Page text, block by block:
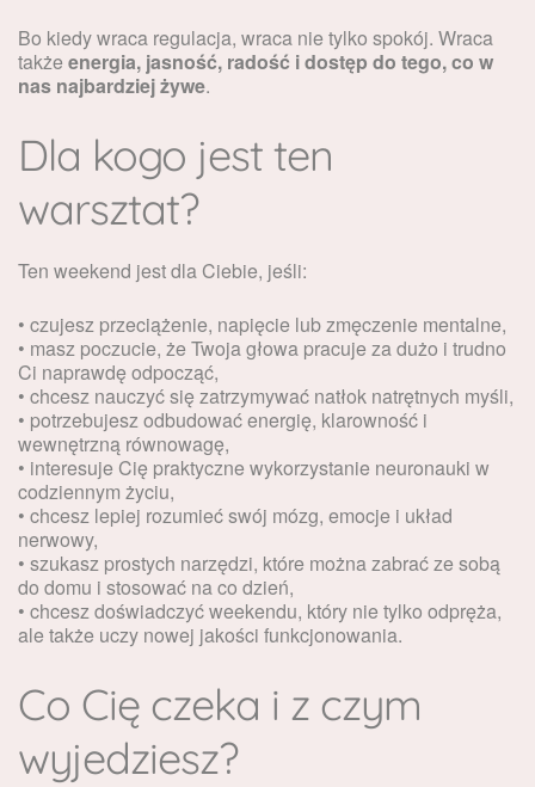
Bo kiedy wraca regulacja, wraca nie tylko spokój. Wraca
także energia, jasność, radość i dostęp do tego, co w
nas najbardziej żywe.
Dla kogo jest ten
warsztat?
Ten weekend jest dla Ciebie, jeśli:
• czujesz przeciążenie, napięcie lub zmęczenie mentalne,
• masz poczucie, że Twoja głowa pracuje za dużo i trudno
Ci naprawdę odpocząć,
• chcesz nauczyć się zatrzymywać natłok natrętnych myśli,
• potrzebujesz odbudować energię, klarowność i
wewnętrzną równowagę,
• interesuje Cię praktyczne wykorzystanie neuronauki w
codziennym życiu,
• chcesz lepiej rozumieć swój mózg, emocje i układ
nerwowy,
• szukasz prostych narzędzi, które można zabrać ze sobą
do domu i stosować na co dzień,
• chcesz doświadczyć weekendu, który nie tylko odpręża,
ale także uczy nowej jakości funkcjonowania.
Co Cię czeka i z czym
wyjedziesz?